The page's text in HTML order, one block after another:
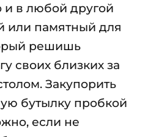
и в любой другой
или памятный для
решишь
своих близких за
Закупорить
бутылку пробкой
если не